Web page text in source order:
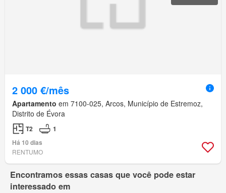
2 000 €/mês
Apartamento em 7100-025, Arcos, Município de Estremoz,
Distrito de Évora
T2
1
Há 10 dias
RENTUMO
Encontramos essas casas que você pode estar
interessado em